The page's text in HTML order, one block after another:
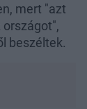
mert "azt
beszéltek.